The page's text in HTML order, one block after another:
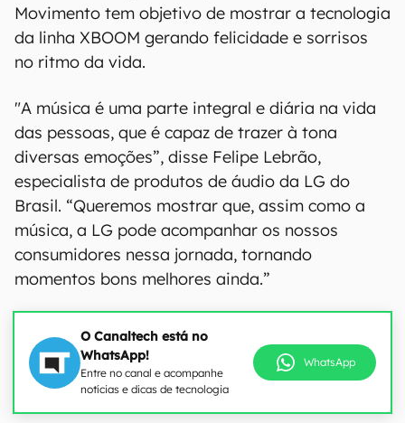
Movimento tem objetivo de mostrar a tecnologia
da linha XBOOM gerando felicidade e sorrisos
no ritmo da vida.
"A música é uma parte integral e diária na vida
das pessoas, que é capaz de trazer à tona
diversas emoções”, disse Felipe Lebrão,
especialista de produtos de áudio da LG do
Brasil. “Queremos mostrar que, assim como a
música, a LG pode acompanhar os nossos
consumidores nessa jornada, tornando
momentos bons melhores ainda.”
O Canaltech está no
WhatsApp!
Entre no canal e acompanhe
notícias e dicas de tecnologia
WhatsApp